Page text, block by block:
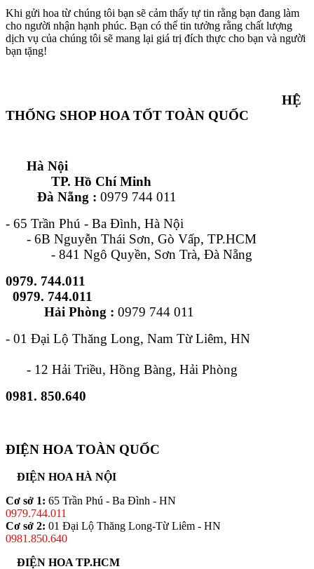
Khi gửi hoa từ chúng tôi bạn sẽ cảm thấy tự tin rằng bạn đang làm
cho người nhận hạnh phúc. Bạn có thể tin tưởng rằng chất lượng
dịch vụ của chúng tôi sẽ mang lại giá trị đích thực cho bạn và người
bạn tặng!
HỆ
THỐNG SHOP HOA TỐT TOÀN QUỐC
Hà Nội
TP. Hồ Chí Minh
Đà Nẵng : 0979 744 011
- 65 Trần Phú - Ba Đình, Hà Nội
- 6B Nguyễn Thái Sơn, Gò Vấp, TP.HCM
- 841 Ngô Quyền, Sơn Trà, Đà Nẵng
0979. 744.011
0979. 744.011
Hải Phòng : 0979 744 011
- 01 Đại Lộ Thăng Long, Nam Từ Liêm, HN
- 12 Hải Triều, Hồng Bàng, Hải Phòng
0981. 850.640
ĐIỆN HOA TOÀN QUỐC
ĐIỆN HOA HÀ NỘI
Cơ sở 1: 65 Trần Phú - Ba Đình - HN
0979.744.011
Cơ sở 2: 01 Đại Lộ Thăng Long-Từ Liêm - HN
0981.850.640
ĐIỆN HOA TP.HCM